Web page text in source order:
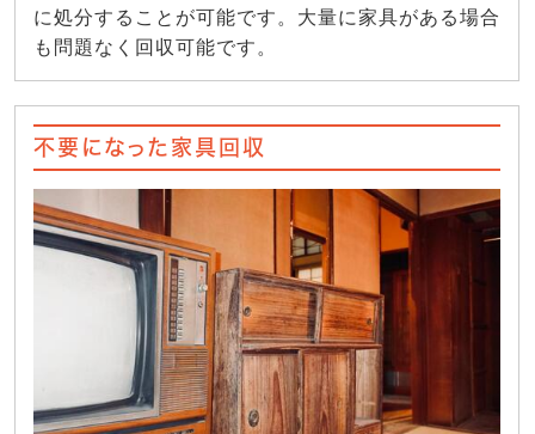
に処分することが可能です。大量に家具がある場合
も問題なく回収可能です。
不要になった家具回収